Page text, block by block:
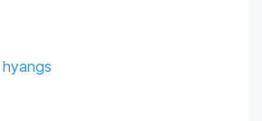
hyangs